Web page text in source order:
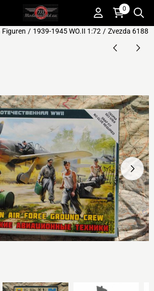
beschikbaar. Kies instellingen of sta alle
0
Figuren / 1939-1945 WO.II 1:72 / Zvezda 6188